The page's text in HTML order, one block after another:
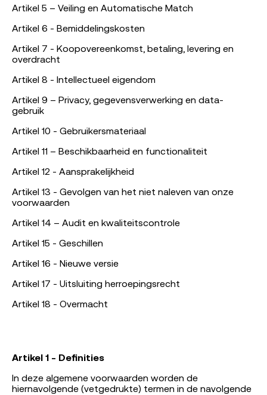
Artikel 5 – Veiling en Automatische Match
Artikel 6 - Bemiddelingskosten
Artikel 7 - Koopovereenkomst, betaling, levering en
overdracht
Artikel 8 - Intellectueel eigendom
Artikel 9 – Privacy, gegevensverwerking en data-
gebruik
Artikel 10 - Gebruikersmateriaal
Artikel 11 – Beschikbaarheid en functionaliteit
Artikel 12 - Aansprakelijkheid
Artikel 13 - Gevolgen van het niet naleven van onze
voorwaarden
Artikel 14 – Audit en kwaliteitscontrole
Artikel 15 - Geschillen
Artikel 16 - Nieuwe versie
Artikel 17 - Uitsluiting herroepingsrecht
Artikel 18 - Overmacht
Artikel 1 - Definities
In deze algemene voorwaarden worden de
hiernavolgende (vetgedrukte) termen in de navolgende